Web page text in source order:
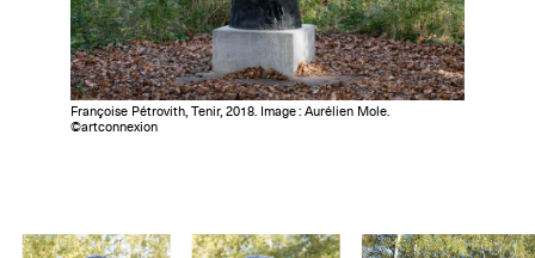
Françoise Pétrovith, Tenir, 2018. Image : Aurélien Mole.
©artconnexion